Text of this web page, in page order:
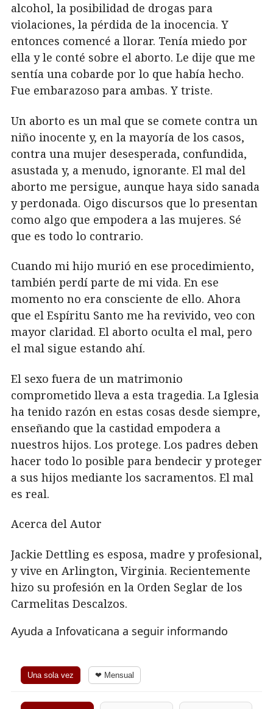
alcohol, la posibilidad de drogas para
violaciones, la pérdida de la inocencia. Y
entonces comencé a llorar. Tenía miedo por
ella y le conté sobre el aborto. Le dije que me
sentía una cobarde por lo que había hecho.
Fue embarazoso para ambas. Y triste.
Un aborto es un mal que se comete contra un
niño inocente y, en la mayoría de los casos,
contra una mujer desesperada, confundida,
asustada y, a menudo, ignorante. El mal del
aborto me persigue, aunque haya sido sanada
y perdonada. Oigo discursos que lo presentan
como algo que empodera a las mujeres. Sé
que es todo lo contrario.
Cuando mi hijo murió en ese procedimiento,
también perdí parte de mi vida. En ese
momento no era consciente de ello. Ahora
que el Espíritu Santo me ha revivido, veo con
mayor claridad. El aborto oculta el mal, pero
el mal sigue estando ahí.
El sexo fuera de un matrimonio
comprometido lleva a esta tragedia. La Iglesia
ha tenido razón en estas cosas desde siempre,
enseñando que la castidad empodera a
nuestros hijos. Los protege. Los padres deben
hacer todo lo posible para bendecir y proteger
a sus hijos mediante los sacramentos. El mal
es real.
Acerca del Autor
Jackie Dettling es esposa, madre y profesional,
y vive en Arlington, Virginia. Recientemente
hizo su profesión en la Orden Seglar de los
Carmelitas Descalzos.
Ayuda a Infovaticana a seguir informando
Una sola vez ❤ Mensual